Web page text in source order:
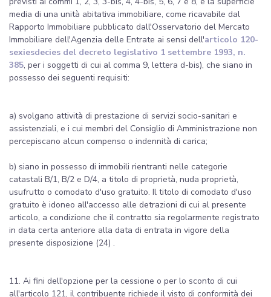
media di una unità abitativa immobiliare, come ricavabile dal
Rapporto Immobiliare pubblicato dall'Osservatorio del Mercato
Immobiliare dell'Agenzia delle Entrate ai sensi dell'articolo 120-
sexiesdecies del decreto legislativo 1 settembre 1993, n.
385, per i soggetti di cui al comma 9, lettera d-bis), che siano in
possesso dei seguenti requisiti:
a) svolgano attività di prestazione di servizi socio-sanitari e
assistenziali, e i cui membri del Consiglio di Amministrazione non
percepiscano alcun compenso o indennità di carica;
b) siano in possesso di immobili rientranti nelle categorie
catastali B/1, B/2 e D/4, a titolo di proprietà, nuda proprietà,
usufrutto o comodato d'uso gratuito. Il titolo di comodato d'uso
gratuito è idoneo all'accesso alle detrazioni di cui al presente
articolo, a condizione che il contratto sia regolarmente registrato
in data certa anteriore alla data di entrata in vigore della
presente disposizione (24) .
11. Ai fini dell'opzione per la cessione o per lo sconto di cui
all'articolo 121, il contribuente richiede il visto di conformità dei